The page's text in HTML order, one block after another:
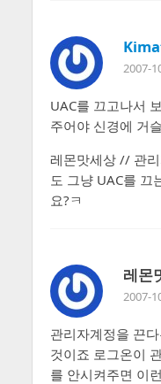
2007-
UAC를 끄고나서
주어야 신경에 거
레몬맛세상 // 관리
도 그냥 UAC를 끄
요?ㅋ
레몬
2007-
관리자계정을 끈
것이죠 로그온이
를 안시켜주면 이